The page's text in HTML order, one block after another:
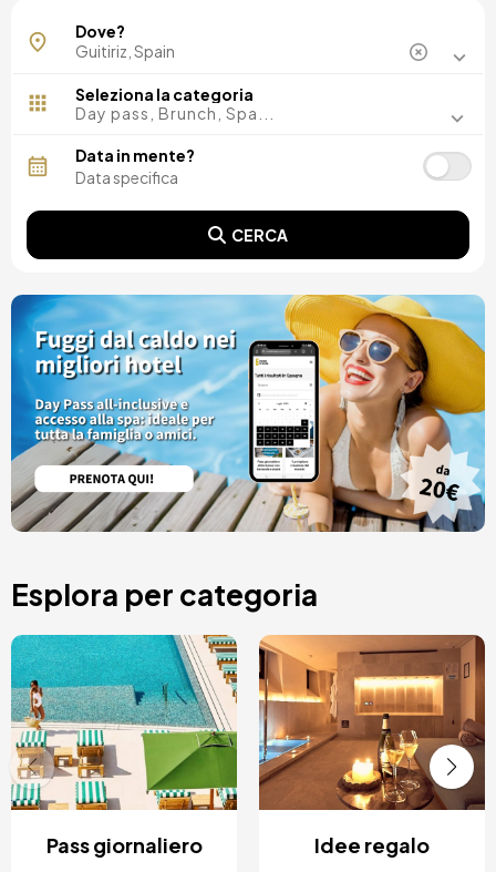
Dove?
Seleziona la categoria
Day pass, Brunch, Spa...
Data in mente?
CERCA
Esplora per categoria
Pass giornaliero Idee regalo